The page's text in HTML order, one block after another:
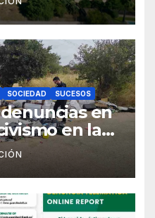
SOCIEDAD SUCESOS
en
en la